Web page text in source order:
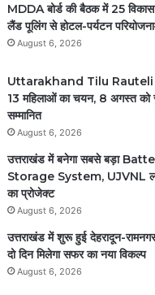
MDDA बोर्ड की बैठक में 25 विकास
लैंड पूलिंग से होटल-पर्यटन
August 6, 2026
Uttarakhand Tilu
13 महिलाओं का चयन, 8 अगस्त को
सम्मानित
August 6, 2026
उत्तराखंड में बनेगा सबसे बड़ा
Storage System, UJVNL
का प्रोजेक्ट
August 6, 2026
उत्तराखंड में शुरू हुई देहरादून-
दो दिन मिलेगा सफर का नया विकल्प
August 6, 2026